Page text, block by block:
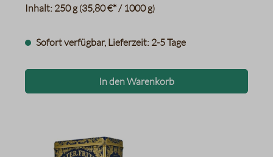
Inhalt: 250 g(35,80 €* / 1000 g)
Sofort verfügbar, Lieferzeit: 2-5 Tage
In den Warenkorb